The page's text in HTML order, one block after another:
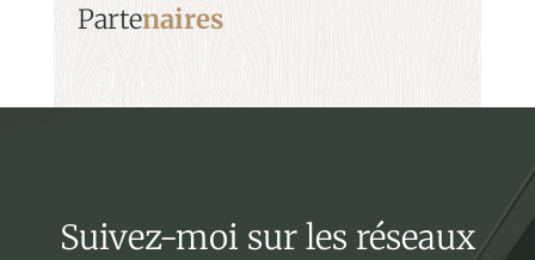
Partenaires
Suivez-moi sur les réseaux